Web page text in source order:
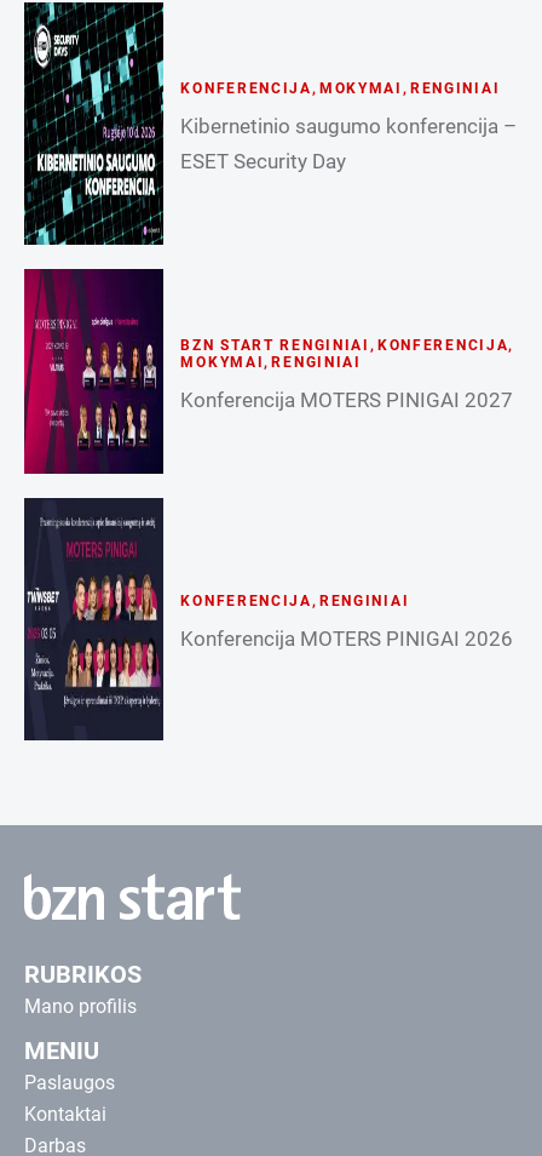
KONFERENCIJA , MOKYMAI , RENGINIAI
Kibernetinio saugumo konferencija –
ESET Security Day
BZN START RENGINIAI , KONFERENCIJA,
MOKYMAI ,RENGINIAI
Konferencija MOTERS PINIGAI 2027
KONFERENCIJA, RENGINIAI
Konferencija MOTERS PINIGAI 2026
RUBRIKOS
Mano profilis
MENIU
Paslaugos
Kontaktai
Darbas